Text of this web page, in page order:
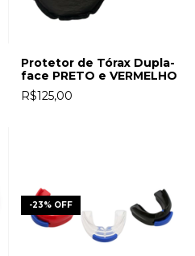
Protetor de Tórax Dupla-
face PRETO e VERMELHO
R$125,00
-23% OFF